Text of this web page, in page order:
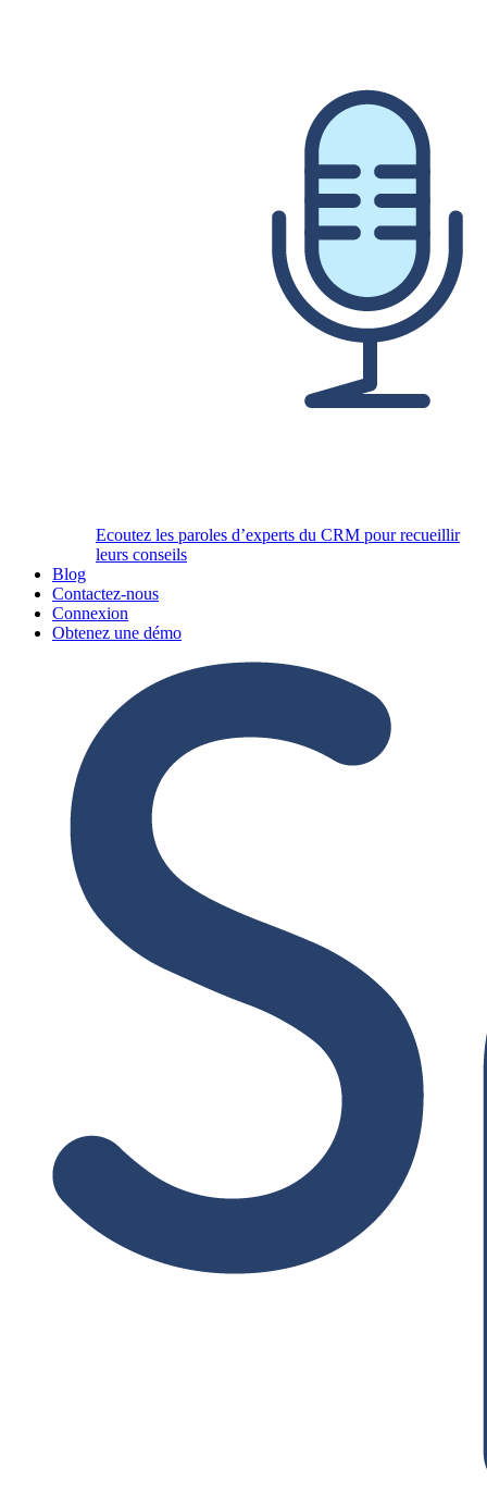
Ecoutez les paroles d’experts du CRM pour recueillir
leurs conseils
Blog
Contactez-nous
Connexion
Obtenez une démo